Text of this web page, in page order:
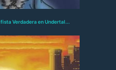
Verdadera en Undertal...